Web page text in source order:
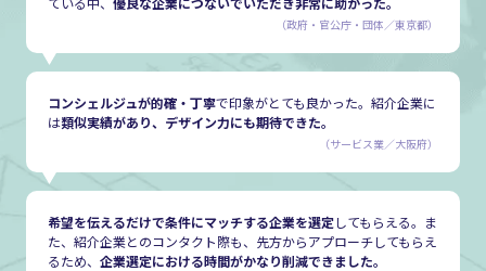
（政府・官公庁・団体／東京都）
コンシェルジュが的確・丁寧で印象がとても良かった。紹介企業に
は類似実績があり、デザイン力にも期待できた。
（サービス業／大阪府）
希望を伝えるだけで条件にマッチする企業を選定してもらえる。ま
た、紹介企業とのコンタクト際も、先方からアプローチしてもらえ
るため、 企業選定における時間がかなり削減できました。